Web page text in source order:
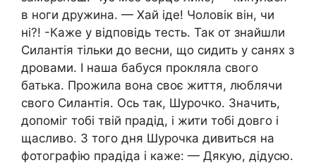
в ноги дружина. — Хай іде! Чоловік він, чи
ні?! -Каже у відповідь тесть. Так от знайшли
Силантія тільки до весни, що сидить у санях з
дровами. І наша бабуся прокляла свого
батька. Прожила вона своє життя, люблячи
свого Силантія. Ось так, Шурочко. Значить,
допоміг тобі твій прадід, і жити тобі довго і
щасливо. З того дня Шурочка дивиться на
фотографію прадіда і каже: — Дякую, дідусю.